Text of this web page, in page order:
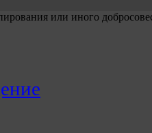
или иного